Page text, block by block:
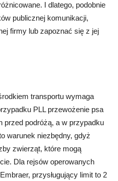
I dlatego, podobnie
publicznej komunikacji,
firmy lub zapoznać się z jej
transportu wymaga
PLL przewożenie psa
przed podróżą, a w przypadku
warunek niezbędny, gdyż
zwierząt, które mogą
Dla rejsów operowanych
przysługujący limit to 2